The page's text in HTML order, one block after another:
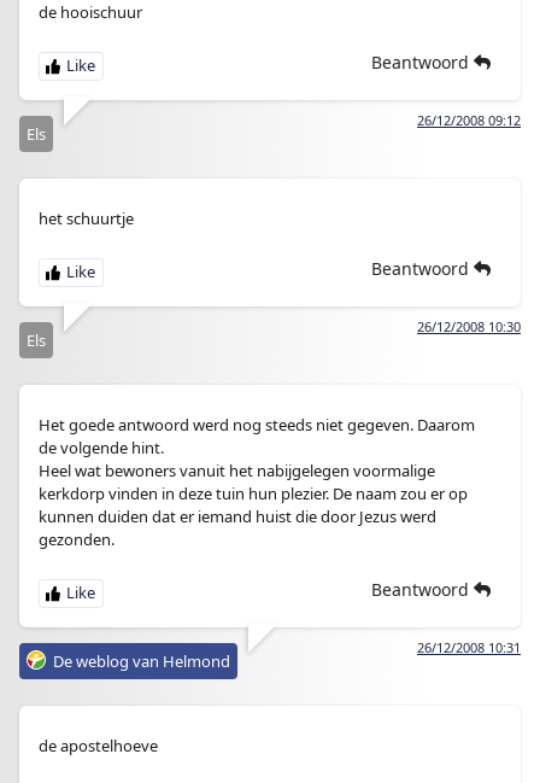
de hooischuur
Beantwoord
26/12/2008 09:12
Els
het schuurtje
Beantwoord
26/12/2008 10:30
Els
Het goede antwoord werd nog steeds niet gegeven. Daarom
de volgende hint.
Heel wat bewoners vanuit het nabijgelegen voormalige
kerkdorp vinden in deze tuin hun plezier. De naam zou er op
kunnen duiden dat er iemand huist die door Jezus werd
gezonden.
Beantwoord
26/12/2008 10:31
De weblog van Helmond
de apostelhoeve